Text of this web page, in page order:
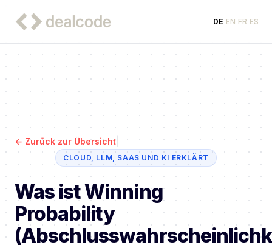
DE EN FR ES
← Zurück zur Übersicht
CLOUD, LLM, SAAS UND KI ERKLÄRT
Was ist Winning
Probability